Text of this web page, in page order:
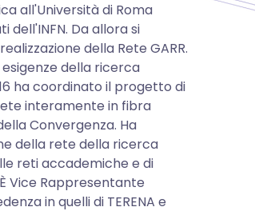
all'Università di Roma
dell'INFN. Da allora si
della Rete GARR.
della ricerca
ha coordinato il progetto di
interamente in fibra
Convergenza. Ha
della rete della ricerca
reti accademiche e di
Vice Rappresentante
in quelli di TERENA e